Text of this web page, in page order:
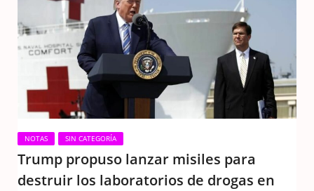
NOTAS SIN CATEGORÍA
Trump propuso lanzar misiles para
destruir los laboratorios de drogas en